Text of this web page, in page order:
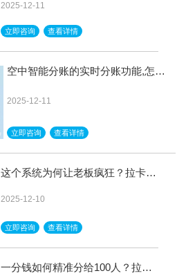
2025-12-11
立即咨询 查看详情
空中智能分账的实时分账功能,怎么
2025-12-11
立即咨询 查看详情
这个系统为何让老板疯狂？拉卡拉
2025-12-10
立即咨询 查看详情
一分钱如何精准分给100人？拉卡